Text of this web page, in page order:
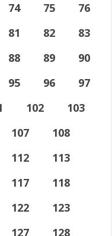
74 75
76
81 82
83
88 89
90
95 96
97
102
103
107
108
112
113
117
118
122
123
127
128